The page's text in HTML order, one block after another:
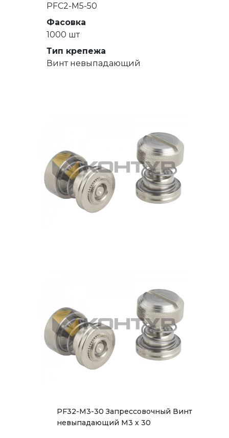
PFC2-M5-50
Фасовка
1000 шт
Тип крепежа
Винт невыпадающий
PF32-M3-30 Запрессовочный Винт
невыпадающий М3 х 30